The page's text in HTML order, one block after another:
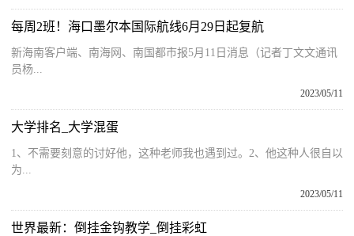
每周2班！海口墨尔本国际航线6月29日起复航
新海南客户端、南海网、南国都市报5月11日消息（记者丁文文通讯
员杨...
2023/05/11
大学排名_大学混蛋
1、不需要刻意的讨好他，这种老师我也遇到过。2、他这种人很自以
为...
2023/05/11
世界最新：倒挂金钩教学_倒挂彩虹